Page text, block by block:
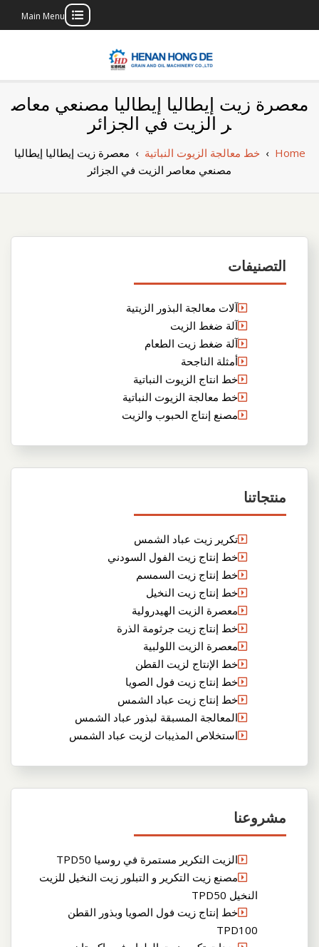
Main Menu
بناء مصنع إنتاج
الزيوت النباتية
الخاص بك
معصرة زيت إيطاليا إيطاليا مصنعي معاص
ر الزيت في الجزائر
Home
› خط معالجة الزيوت النباتية › معصرة زيت إيطاليا إيطاليا
مصنعي معاصر الزيت في الجزائر
التصنيفات
آلات معالجة البذور الزيتية
آلة ضغط الزيت
آلة ضغط زيت الطعام
أمثلة الناجحة
خط انتاج الزيوت النباتية
خط معالجة الزيوت النباتية
مصنع إنتاج الحبوب والزيت
منتجاتنا
تكرير زيت عباد الشمس
خط إنتاج زيت الفول السودني
خط إنتاج زيت السمسم
خط إنتاج زيت النخيل
معصرة الزيت الهيدرولية
خط إنتاج زيت جرثومة الذرة
معصرة الزيت اللولبية
خط الإنتاج لزيت القطن
خط إنتاج زيت فول الصويا
خط إنتاج زيت عباد الشمس
المعالجة المسبقة لبذور عباد الشمس
استخلاص المذيبات لزيت عباد الشمس
مشروعنا
الزيت التكرير مستمرة في روسيا TPD50
مصنع زيت التكرير و التبلور زيت النخيل للزيت
النخيل TPD50
خط إنتاج زيت فول الصويا وبذور القطن
TPD100